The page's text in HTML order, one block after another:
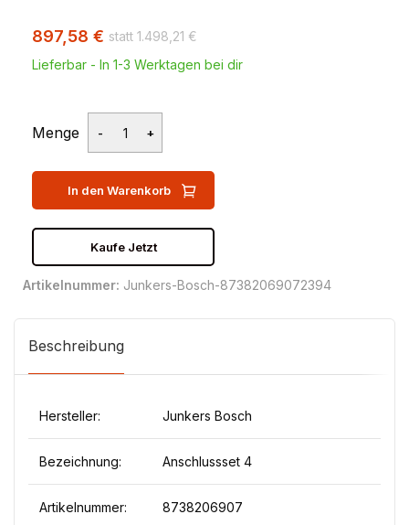
1.498,21 €
897,58 €
Lieferbar - In 1-3 Werktagen bei dir
Menge
In den Warenkorb
Kaufe Jetzt
Artikelnummer: Junkers-Bosch-87382069072394
Beschreibung
Hersteller: Junkers Bosch
Bezeichnung: Anschlussset 4
Artikelnummer: 8738206907